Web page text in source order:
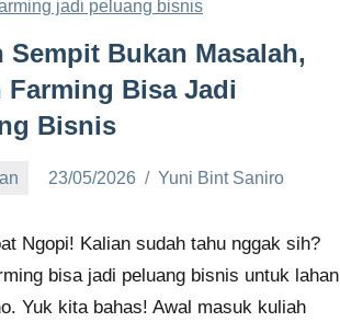
Sempit Bukan Masalah,
Farming Bisa Jadi
Bisnis
23/05/2026
Yuni Bint Saniro
Ngopi! Kalian sudah tahu nggak sih?
bisa jadi peluang bisnis untuk lahan
Yuk kita bahas! Awal masuk kuliah